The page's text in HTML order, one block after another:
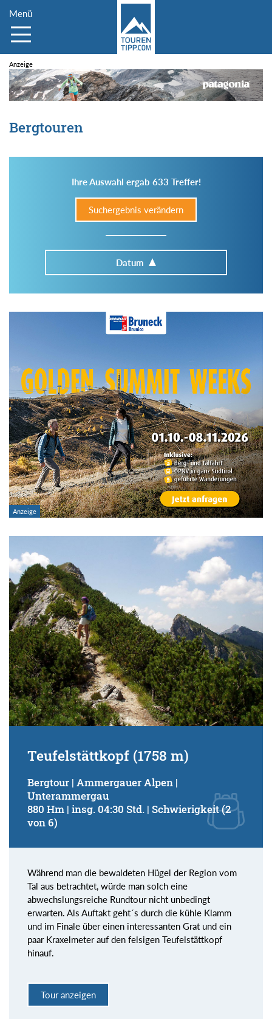
Menü
Bergtouren
Ihre Auswahl ergab 633 Treffer!
Suchergebnis verändern
Datum
Im Tourenarchiv suchen
Region:
Gebirge:
Art der Tour:
von
Kondition (Tourdauer):
von
bis
Suchbegriff:
Teufelstättkopf (1758 m)
Bergtour | Ammergauer Alpen |
Unterammergau
880 Hm | insg. 04:30 Std. | Schwierigkeit (2
von 6)
Während man die bewaldeten Hügel der Region vom
Tal aus betrachtet, würde man solch eine
abwechslungsreiche Rundtour nicht unbedingt
erwarten. Als Auftakt geht´s durch die kühle Klamm
und im Finale über einen interessanten Grat und ein
paar Kraxelmeter auf den felsigen Teufelstättkopf
hinauf.
Tour anzeigen